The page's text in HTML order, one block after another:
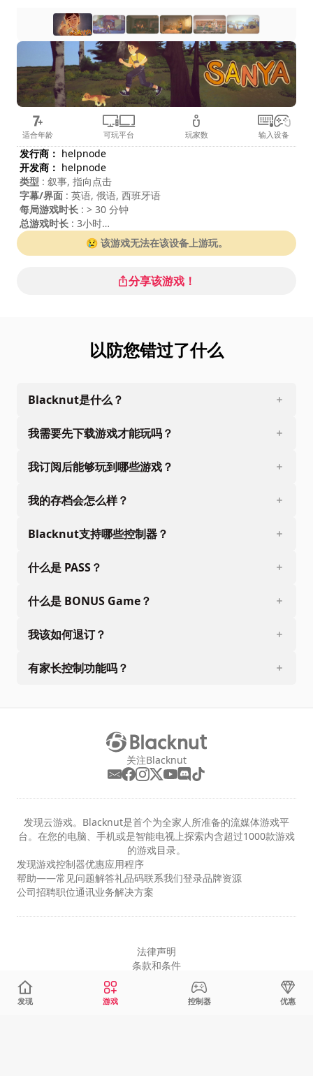
适合年龄 可玩平台 玩家数 输入设备
发行商： helpnode
开发商： helpnode
类型 : 叙事, 指向点击
字幕/界面 : 英语, 俄语, 西班牙语
每局游戏时长 : > 30 分钟
总游戏时长 : 3小时
难度
😢 该游戏无法在该设备上游玩。
分享该游戏！
以防您错过了什么
Blacknut是什么？
我需要先下载游戏才能玩吗？
我订阅后能够玩到哪些游戏？
我的存档会怎么样？
Blacknut支持哪些控制器？
什么是 PASS？
什么是 BONUS Game？
我该如何退订？
有家长控制功能吗？
关注Blacknut
发现云游戏。Blacknut是首个为全家人所准备的流媒体游戏平
台。在您的电脑、手机或是智能电视上探索内含超过1000款游戏
的游戏目录。
发现游戏控制器优惠应用程序
帮助——常见问题解答礼品码联系我们登录品牌资源
公司招聘职位通讯业务解决方案
法律声明
条款和条件
发现 游戏 控制器 优惠